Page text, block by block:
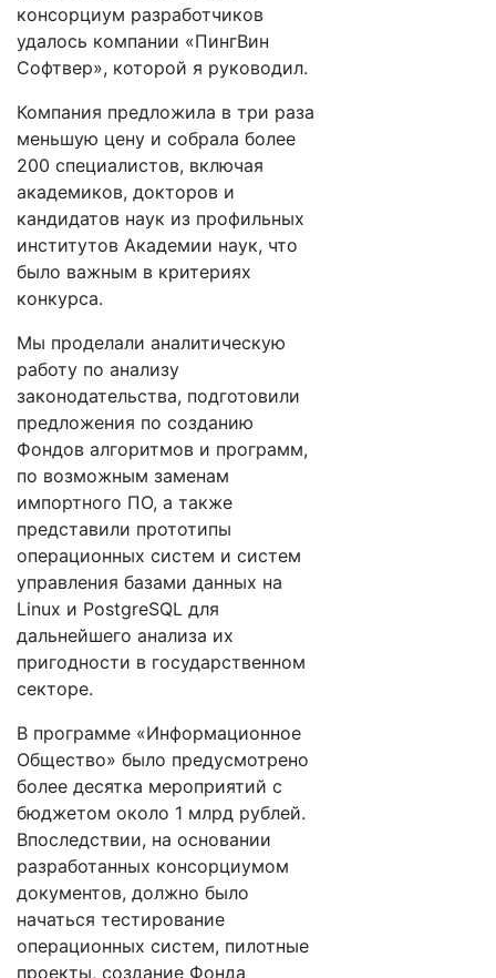
консорциум разработчиков
удалось компании «ПингВин
Софтвер», которой я руководил.
Компания предложила в три раза
меньшую цену и собрала более
200 специалистов, включая
академиков, докторов и
кандидатов наук из профильных
институтов Академии наук, что
было важным в критериях
конкурса.
Мы проделали аналитическую
работу по анализу
законодательства, подготовили
предложения по созданию
Фондов алгоритмов и программ,
по возможным заменам
импортного ПО, а также
представили прототипы
операционных систем и систем
управления базами данных на
Linux и PostgreSQL для
дальнейшего анализа их
пригодности в государственном
секторе.
В программе «Информационное
Общество» было предусмотрено
более десятка мероприятий с
бюджетом около 1 млрд рублей.
Впоследствии, на основании
разработанных консорциумом
документов, должно было
начаться тестирование
операционных систем, пилотные
проекты, создание Фонда